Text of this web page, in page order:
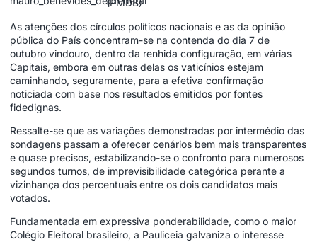
(PMDB)
As atenções dos círculos políticos nacionais e as da opinião
pública do País concentram-se na contenda do dia 7 de
outubro vindouro, dentro da renhida configuração, em várias
Capitais, embora em outras delas os vaticínios estejam
caminhando, seguramente, para a efetiva confirmação
noticiada com base nos resultados emitidos por fontes
fidedignas.
Ressalte-se que as variações demonstradas por intermédio das
sondagens passam a oferecer cenários bem mais transparentes
e quase precisos, estabilizando-se o confronto para numerosos
segundos turnos, de imprevisibilidade categórica perante a
vizinhança dos percentuais entre os dois candidatos mais
votados.
Fundamentada em expressiva ponderabilidade, como o maior
Colégio Eleitoral brasileiro, a Pauliceia galvaniza o interesse